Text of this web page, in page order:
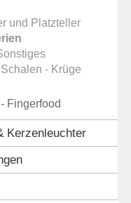
und Platzteller
- Krüge
Fingerfood
Kerzenleuchter